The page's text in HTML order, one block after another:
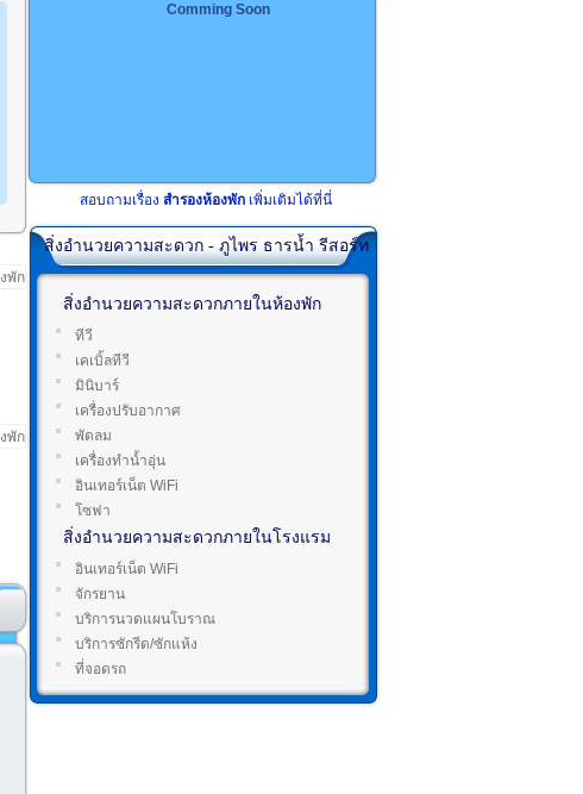
Comming Soon
สอบถามเรื่อง สำรองห้องพัก เพิ่มเติมได้ที่นี่
สิ่งอำนวยความสะดวก - ภูไพร ธารน้ำ รีสอร์ท
สิ่งอำนวยความสะดวกภายในห้องพัก
ทีวี
เคเบิ้ลทีวี
มินิบาร์
เครื่องปรับอากาศ
พัดลม
เครื่องทำน้ำอุ่น
อินเทอร์เน็ต WiFi
โซฟา
สิ่งอำนวยความสะดวกภายในโรงแรม
อินเทอร์เน็ต WiFi
จักรยาน
บริการนวดแผนโบราณ
บริการซักรีด/ซักแห้ง
ที่จอดรถ